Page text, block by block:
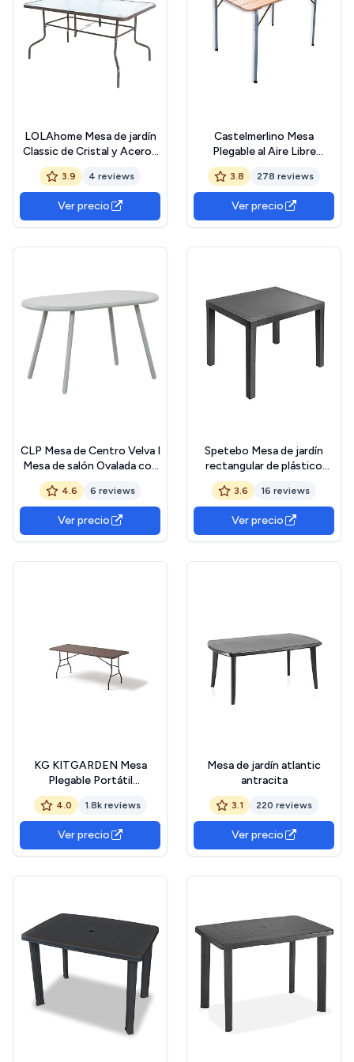
LOLAhome Mesa de jardín
Classic de Cristal y Acero |
De 150x90x75 cm |
Resistentes: Cristal
Templado, Acero
anticorrosión | para 6
Personas | para Exterior |
3.9 4 reviews
Ver precio
Castelmerlino Mesa
Plegable al Aire Libre
Camping terraza Superior
alerce 100x60 cm
3.8 278 reviews
Ver precio
CLP Mesa de Centro Velva I
Mesa de salón Ovalada con
Base metálica I Mesilla
Impermeable para
Exteriores o Interior,
Color:Turquesa
4.6 6 reviews
Ver precio
Spetebo Mesa de jardín
rectangular de plástico
antracita, 78 x 72 cm, mesa
de camping con decoración
en aspecto de ratán, mesa
de balcón, terraza, exterior,
jardín, resistente a la
3.6 16 reviews
Ver precio
KG KITGARDEN Mesa
Plegable Portátil
Multifuncional,
180x74x74cm, Imitación a
Madera, Marrón
4.0 1.8k reviews
Ver precio
Mesa de jardín atlantic
antracita
3.1 220 reviews
Ver precio